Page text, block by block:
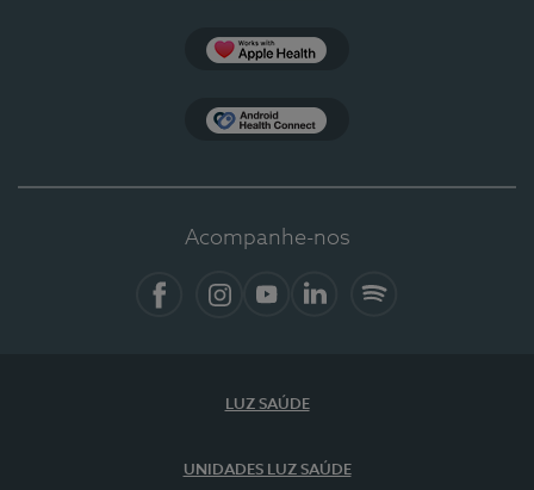
Acompanhe-nos
LUZ SAÚDE
UNIDADES LUZ SAÚDE